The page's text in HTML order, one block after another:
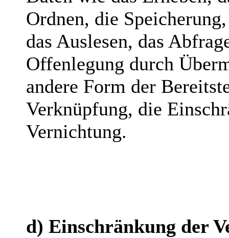
Ordnen, die
das Auslesen, das
Offenlegung durch
andere Form der
Verknüpfung, die
Vernichtung.
d) Einschränkung der